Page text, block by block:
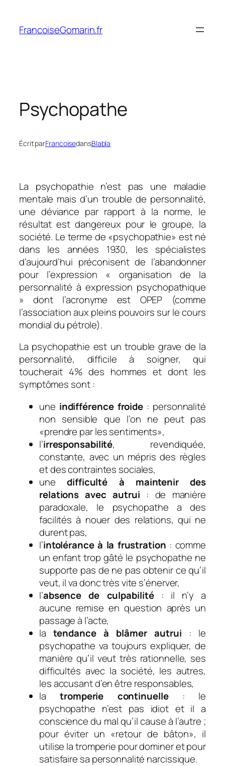
contenu
FrancoiseGomarin.fr
Psychopathe
Écrit parFrancoisedansBlabla
La psychopathie n’est pas une maladie
mentale mais d’un trouble de personnalité,
une déviance par rapport à la norme, le
résultat est dangereux pour le groupe, la
société. Le terme de «psychopathie» est né
dans les années 1930, les spécialistes
d’aujourd’hui préconisent de l’abandonner
pour l’expression « organisation de la
personnalité à expression psychopathique
» dont l’acronyme est OPEP (comme
l’association aux pleins pouvoirs sur le cours
mondial du pétrole).
La psychopathie est un trouble grave de la
personnalité, difficile à soigner, qui
toucherait 4% des hommes et dont les
symptômes sont :
une indifférence froide : personnalité
non sensible que l’on ne peut pas
«prendre par les sentiments»,
l’irresponsabilité, revendiquée,
constante, avec un mépris des règles
et des contraintes sociales,
unedifficulté à maintenir des
relations avec autrui : de manière
paradoxale, le psychopathe a des
facilités à nouer des relations, qui ne
durent pas,
l’intolérance à la frustration : comme
un enfant trop gâté le psychopathe ne
supporte pas de ne pas obtenir ce qu’il
veut, il va donc très vite s’énerver,
l’absence de culpabilité: il n’y a
aucune remise en question après un
passage à l’acte,
latendance à blâmer autrui : le
psychopathe va toujours expliquer, de
manière qu’il veut très rationnelle, ses
difficultés avec la société, les autres,
les accusant d’en être responsables,
latromperie continuelle: le
psychopathe n’est pas idiot et ila
conscience du mal qu’il cause à l’autre ;
pour éviter un «retour de bâton», il
utilise la tromperie pour dominer et pour
satisfaire sa personnalité narcissique.